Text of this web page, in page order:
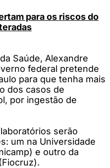
para os riscos do
Saúde, Alexandre
federal pretende
para que tenha mais
dos casos de
por ingestão de
serão
um na Universidade
e outro da